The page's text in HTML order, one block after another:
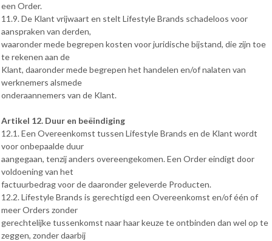
een Order.
11.9. De Klant vrijwaart en stelt Lifestyle Brands schadeloos voor
aanspraken van derden,
waaronder mede begrepen kosten voor juridische bijstand, die zijn toe
te rekenen aan de
Klant, daaronder mede begrepen het handelen en/of nalaten van
werknemers alsmede
onderaannemers van de Klant.
Artikel 12. Duur en beëindiging
12.1. Een Overeenkomst tussen Lifestyle Brands en de Klant wordt
voor onbepaalde duur
aangegaan, tenzij anders overeengekomen. Een Order eindigt door
voldoening van het
factuurbedrag voor de daaronder geleverde Producten.
12.2. Lifestyle Brands is gerechtigd een Overeenkomst en/of één of
meer Orders zonder
gerechtelijke tussenkomst naar haar keuze te ontbinden dan wel op te
zeggen, zonder daarbij